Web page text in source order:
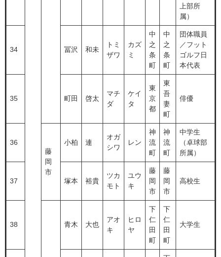
上部所
属）
34 冨沢 和未
トミ
ザワ
カズ
ミ
中
之
条
町
中
之
条
町
団体職員
／フット
ゴルフ日
本代表
35 町田 啓太
マチ
ダ
ケイ
タ
東
京
都
東
吾
妻
町
俳優
36
藤
岡
市
小柏 連
オガ
シワ
レン
神
流
町
神
流
町
中学生
（卓球部
所属）
37 塚本 裕貴
ツカ
モト
ユウ
キ
藤
岡
市
藤
岡
市
高校生
38 青木 大也
アオ
キ
ヒロ
ヤ
下
仁
田
町
下
仁
田
町
大学生